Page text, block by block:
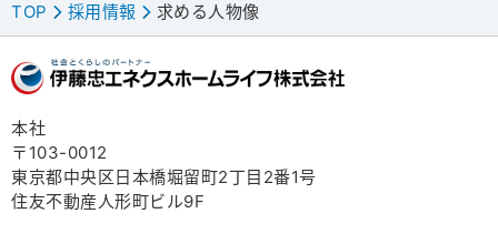
TOP > 採用情報 > 求める人物像
本社
〒103-0012
東京都中央区日本橋堀留町2丁目2番1号
住友不動産人形町ビル9F